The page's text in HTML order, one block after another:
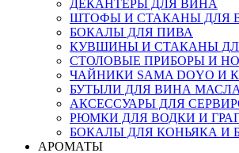
ДЕКАНТЕРЫ ДЛЯ ВИНА
ШТОФЫ И СТАКАНЫ ДЛЯ
БОКАЛЫ ДЛЯ ПИВА
КУВШИНЫ И СТАКАНЫ
СТОЛОВЫЕ ПРИБОРЫ И
ЧАЙНИКИ SAMA DOYO И
БУТЫЛИ ДЛЯ ВИНА
АКСЕССУАРЫ ДЛЯ
РЮМКИ ДЛЯ ВОДКИ И
БОКАЛЫ ДЛЯ КОНЬЯКА И
АРОМАТЫ